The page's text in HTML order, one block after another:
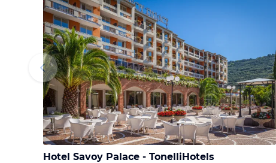
Hotel Savoy Palace - TonelliHotels